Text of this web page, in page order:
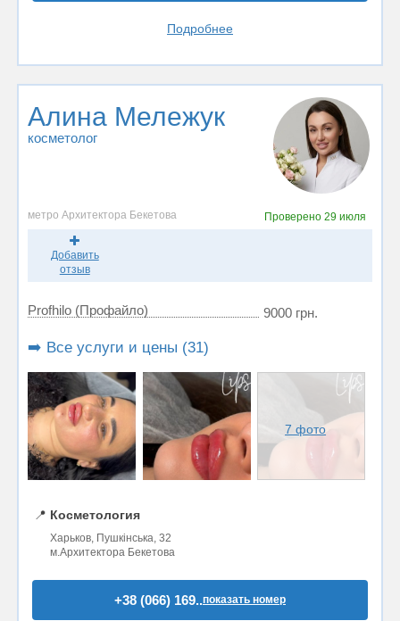
Подробнее
Алина Мележук
косметолог
метро Архитектора Бекетова Проверено 29 июля
Добавить
отзыв
Profhilo (Профайло) 9000 грн.
➡️ Все услуги и цены (31)
7 фото
📍 Косметология
Харьков, Пушкінська, 32
м.Архитектора Бекетова
+38 (066) 169..показать номер